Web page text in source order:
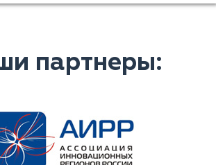
партнеры: